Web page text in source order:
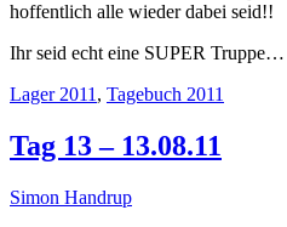
hoffentlich alle wieder dabei seid!!
Ihr seid echt eine SUPER
Lager 2011 , Tagebuch 2011
Tag 13 – 13.08.11
Simon Handrup